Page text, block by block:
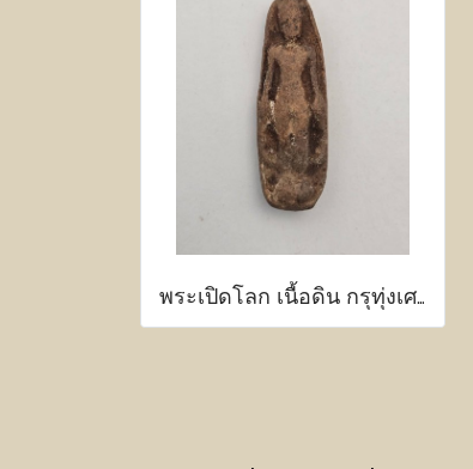
พระเปิดโลก เนื้อดิน กรุทุ่งเศรษฐี กำแพงเพชร